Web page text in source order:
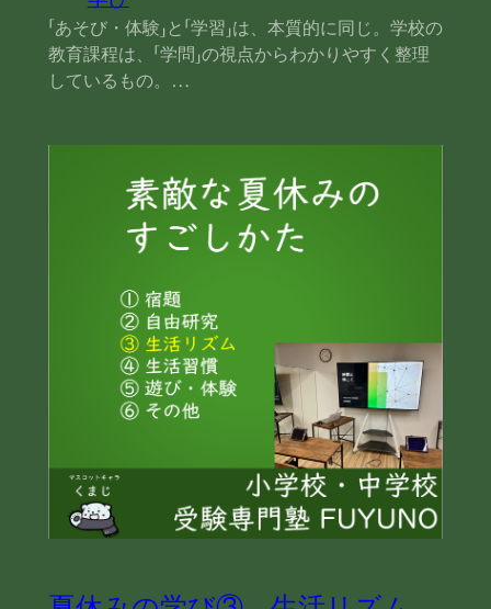
「あそび・体験」と「学習」は、本質的に同じ。学校の
教育課程は、「学問」の視点からわかりやすく整理
しているもの。…